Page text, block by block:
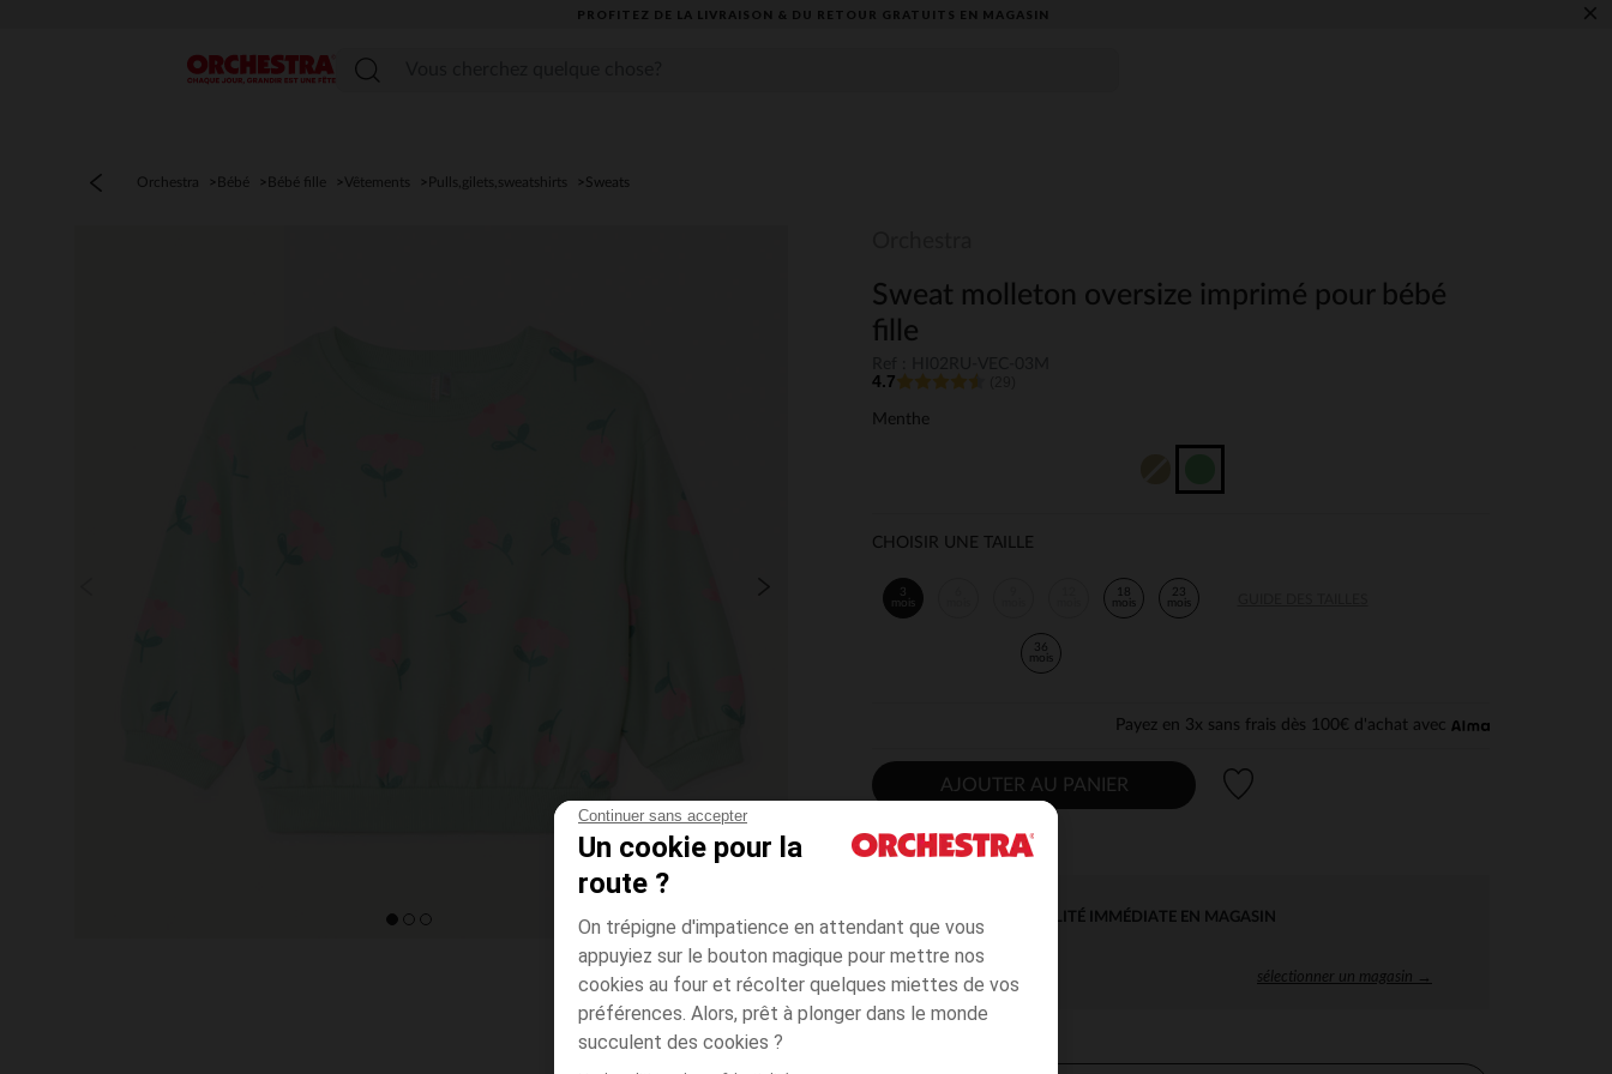
Continuer sans accepter
Un cookie pour la
route ?
On trépigne d'impatience en attendant que vous
appuyiez sur le bouton magique pour mettre nos
cookies au four et récolter quelques miettes de vos
préférences. Alors, prêt à plonger dans le monde
succulent des cookies ?
PROFITEZ DE LA LIVRAISON & DU RETOUR GRATUITS EN MAGASIN​ ×
Menu
Orchestra Bébé Bébé fille Vêtements Pulls,gilets,sweatshirts Sweats
Sweat molleton oversize imprimé pour bébé
fille
4.7
Menthe
CHOISIR UNE TAILLE
3
mois
18
mois
23
mois
36
mois
Payez en 3x sans frais dès 100€ d'achat avec
AJOUTER AU PANIER
DISPONIBILITÉ IMMÉDIATE EN MAGASIN
sélectionner un magasin →